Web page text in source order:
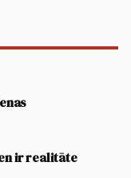
ir realitāte